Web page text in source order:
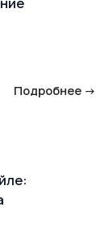
Подробнее →